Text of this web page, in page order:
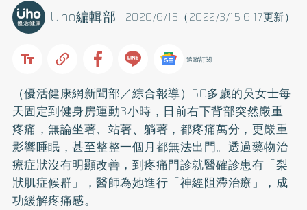
2020/6/15（2022/3/15 6:17更新）
Uho編輯部
追蹤訂閱
（優活健康網新聞部／綜合報導）50多歲的吳女士每
天固定到健身房運動3小時，日前右下背部突然嚴重
疼痛，無論坐著、站著、躺著，都疼痛萬分，更嚴重
影響睡眠，甚至整整一個月都無法出門。透過藥物治
療症狀沒有明顯改善，到疼痛門診就醫確診患有「梨
狀肌症候群」，醫師為她進行「神經阻滯治療」，成
功緩解疼痛感。